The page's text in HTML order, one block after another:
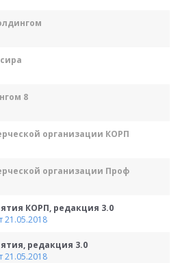
8
организации КОРП
организации Проф
КОРП, редакция 3.0
21.05.2018
редакция 3.0
21.05.2018